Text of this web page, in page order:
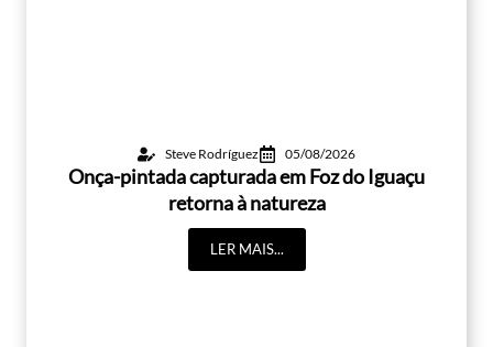
Steve Rodríguez 05/08/2026
Onça-pintada capturada em Foz do Iguaçu
retorna à natureza
LER MAIS...